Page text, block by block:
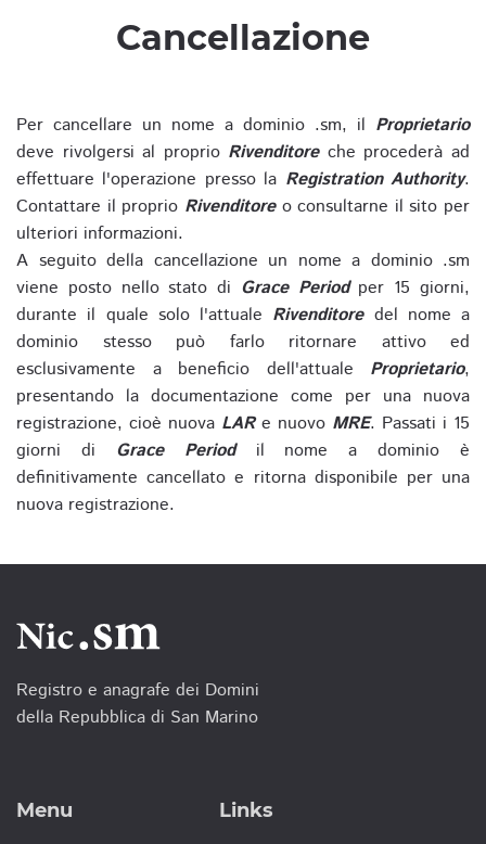
Cancellazione
Per cancellare un nome a dominio .sm, il Proprietario
deve rivolgersi al proprio Rivenditoreche procederà ad
effettuare l'operazione presso la Registration Authority.
Contattare il proprio Rivenditoreo consultarne il sito per
ulteriori informazioni.
A seguito della cancellazione un nome a dominio .sm
viene posto nello stato di Grace Periodper 15 giorni,
durante il quale solo l'attuale Rivenditoredel nome a
dominio stesso può farlo ritornare attivo ed
esclusivamente a beneficio dell'attuale Proprietario,
presentando la documentazione come per una nuova
registrazione, cioè nuova LARe nuovo MRE. Passati i 15
giorni di Grace Periodil nome a dominio è
definitivamente cancellato e ritorna disponibile per una
nuova registrazione.
Registro e anagrafe dei Domini
della Repubblica di San Marino
Menu Links